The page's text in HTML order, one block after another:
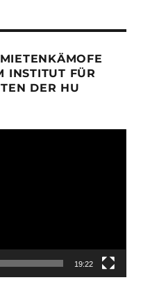
INSTITUT FÜR
DER HU
19:22